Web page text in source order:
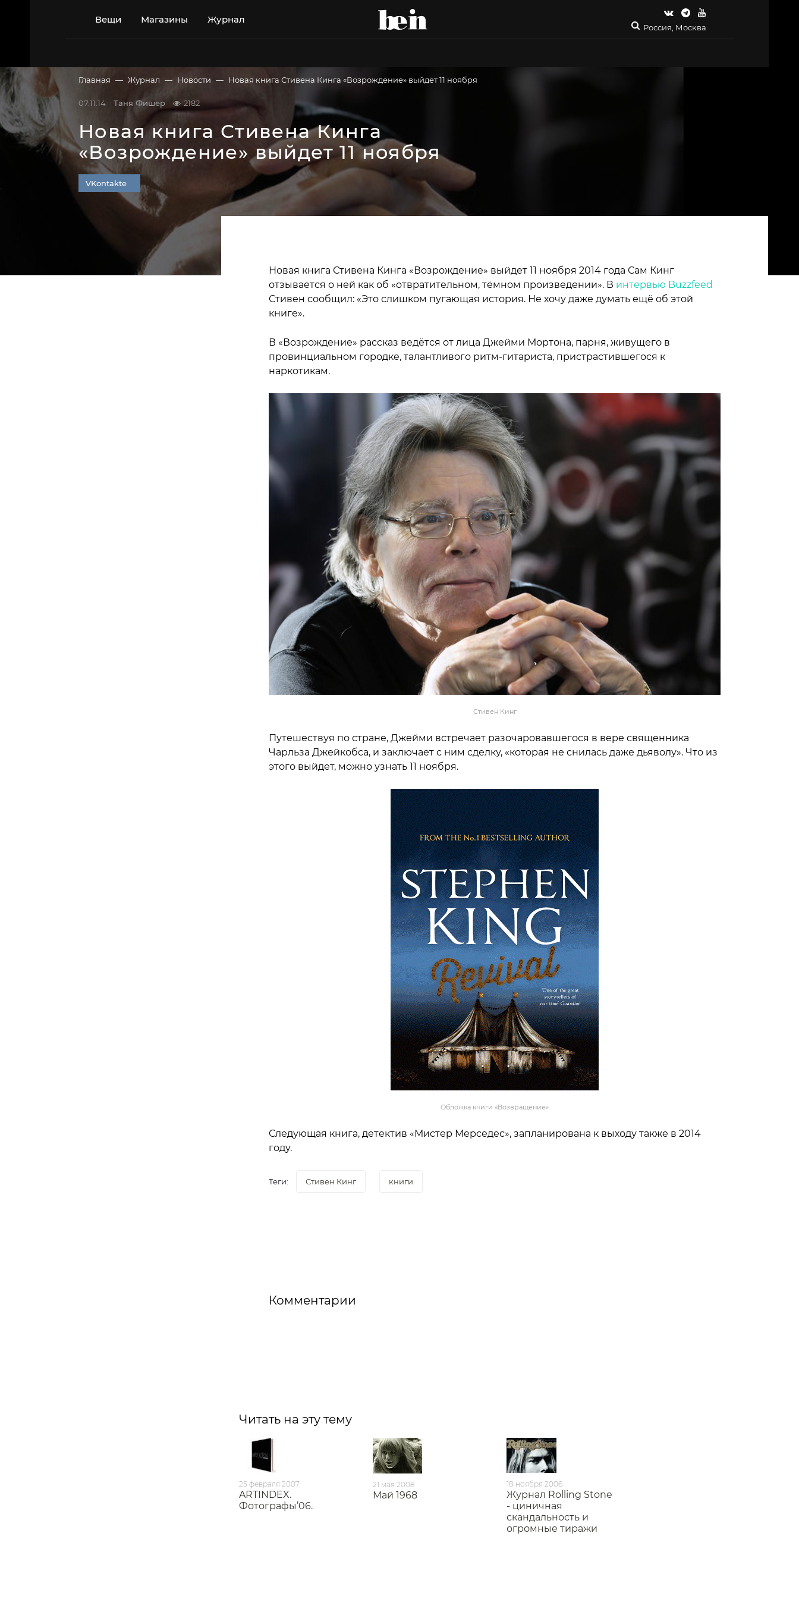
Вещи Магазины Журнал
Россия, Москва
Главная Журнал Новости Новая книга Стивена Кинга «Возрождение» выйдет 11 ноября
07.11.14 Таня Фишер 2182
Новая книга Стивена Кинга
«Возрождение» выйдет 11 ноября
VKontakte
Новая книга Стивена Кинга «Возрождение» выйдет 11 ноября 2014 года Сам Кинг
отзывается о ней как об «отвратительном, тёмном произведении». В интервью Buzzfeed
Стивен сообщил: «Это слишком пугающая история. Не хочу даже думать ещё об этой
книге».
В «Возрождение» рассказ ведётся от лица Джейми Мортона, парня, живущего в
провинциальном городке, талантливого ритм-гитариста, пристрастившегося к
наркотикам.
Стивен Кинг
Путешествуя по стране, Джейми встречает разочаровавшегося в вере священника
Чарльза Джейкобса, и заключает с ним сделку, «которая не снилась даже дьяволу». Что из
этого выйдет, можно узнать 11 ноября.
Обложка книги «Возвращение»
Следующая книга, детектив «Мистер Мерседес», запланирована к выходу также в 2014
году.
Теги: Стивен Кинг книги
Комментарии
Читать на эту тему
25 февраля 2007
ARTINDEX.
Фотографы’06.
21 мая 2008
Май 1968
18 ноября 2006
Журнал Rolling Stone
- циничная
скандальность и
огромные тиражи